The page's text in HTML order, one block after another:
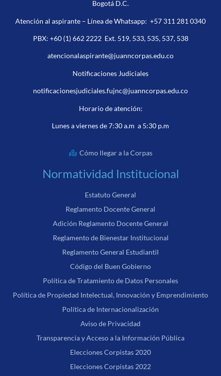
Bogotá D.C.
Atención al aspirante – Línea de Whatsapp: +57 311 281 0340
PBX: +60 (1) 662 2222Ext. 519, 533, 535, 537, 538
atencionalaspirante@juanncorpas.edu.co
Notificaciones Judiciales
notificacionesjudiciales.fujnc@juanncorpas.edu.co
Horario de atención:
Lunes a viernes de 7:30 a.m a 5:30 p.m
Cómo llegar a la Corpas
Normatividad Institucional
Estatuto General
Reglamento Docente General
Adición Reglamento Docente General
Reglamento de Bienestar Institucional
Reglamento General Estudiantil
Código del Buen Gobierno
Política de Tratamiento de Datos Personales
Política de Propiedad Intelectual, Innovación y Emprendimiento
Política de Internacionalización
Aviso de Privacidad
Transparencia y Acceso a la Información Pública
Elecciones Corpistas 2020
Elecciones Corpistas 2022